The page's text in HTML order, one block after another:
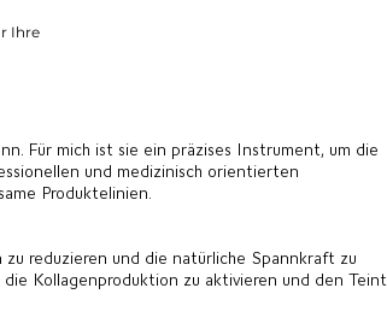
Ihre
Für mich ist sie ein präzises Instrument, um die
und medizinisch orientierten
Produktelinien.
reduzieren und die natürliche Spannkraft zu
Kollagenproduktion zu aktivieren und den Teint